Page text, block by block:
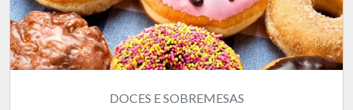
DOCES E SOBREMESAS